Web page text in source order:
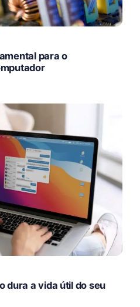
para o
dura a vida útil do seu